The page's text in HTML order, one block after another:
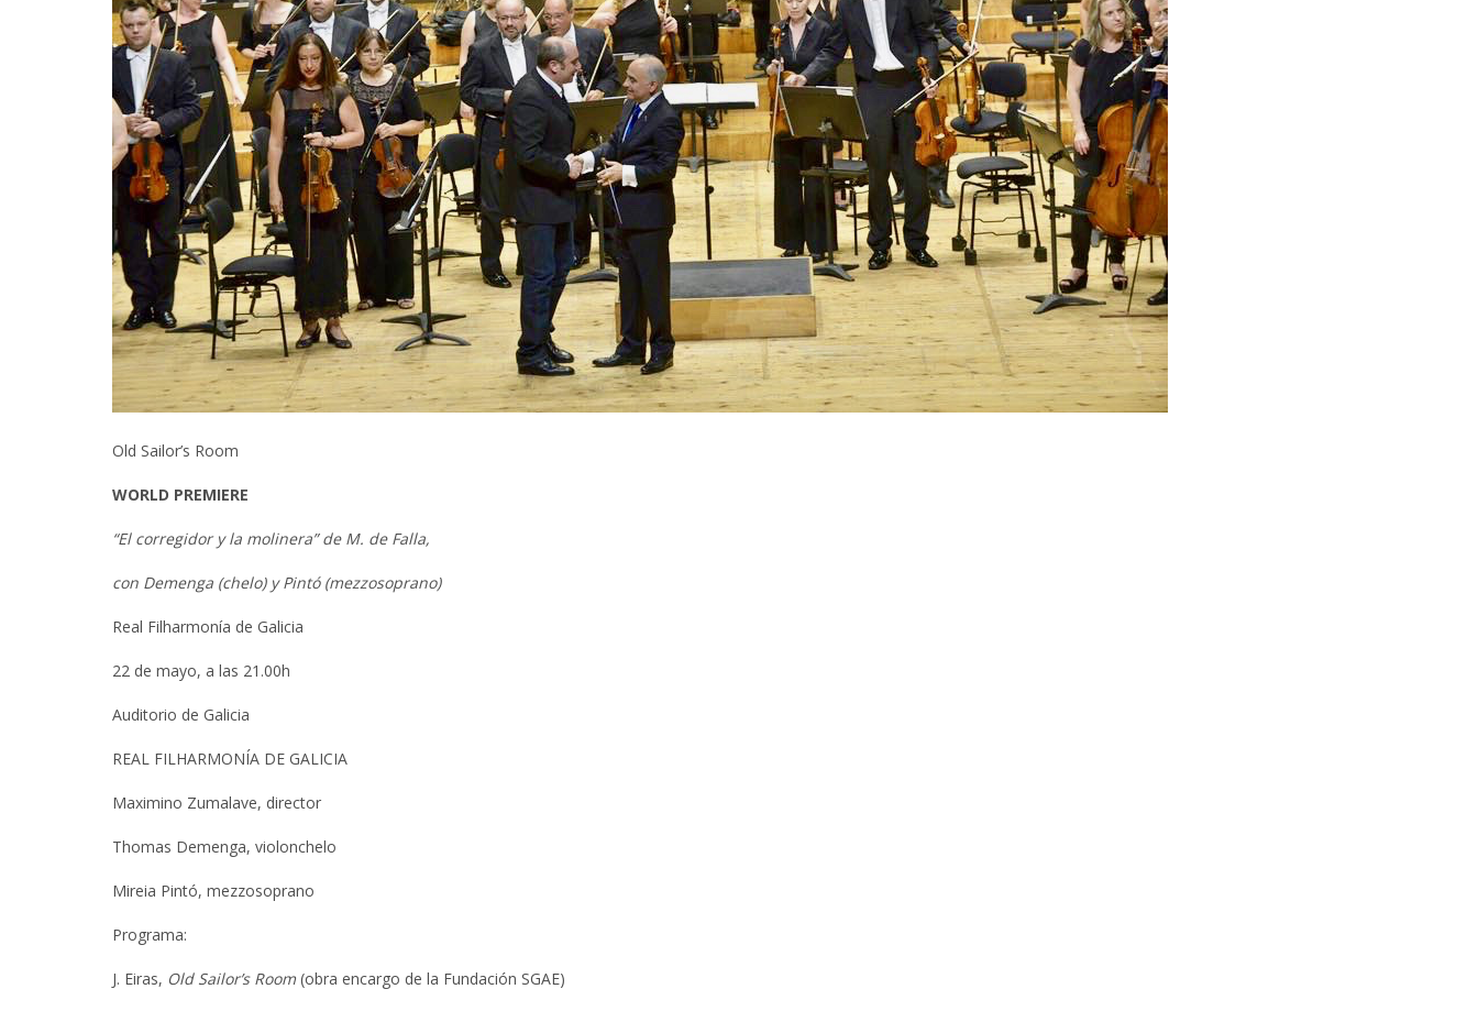
Old Sailor’s Room
WORLD PREMIERE
“El corregidor y la molinera” de M. de Falla,
con Demenga (chelo) y Pintó (mezzosoprano)
Real Filharmonía de Galicia
22 de mayo, a las 21.00h
Auditorio de Galicia
REAL FILHARMONÍA DE GALICIA
Maximino Zumalave, director
Thomas Demenga, violonchelo
Mireia Pintó, mezzosoprano
Programa:
J. Eiras, Old Sailor’s Room (obra encargo de la Fundación SGAE)